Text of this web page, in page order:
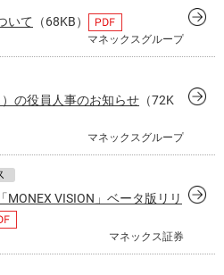
いて （68KB）
マネックスグループ
の役員人事のお知らせ （72K
マネックスグループ
VISION」ベータ版リリ
マネックス証券